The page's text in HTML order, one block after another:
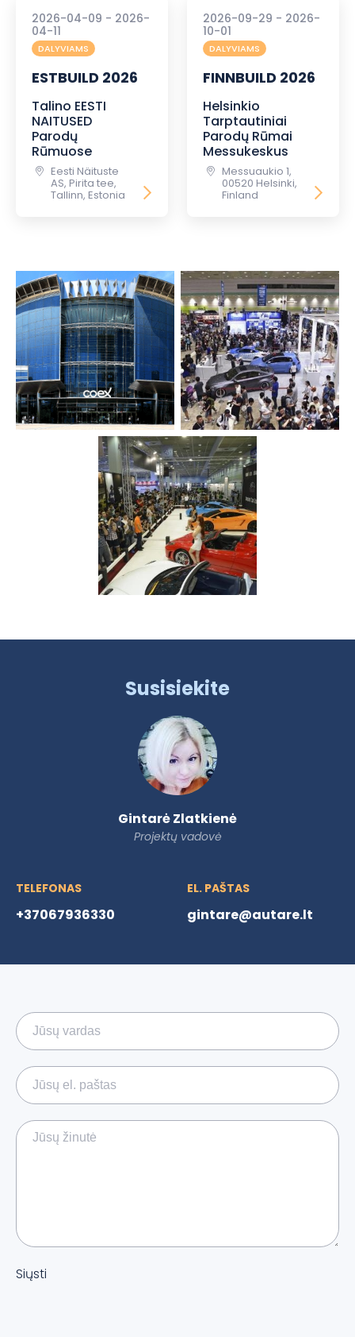
2026-04-09 - 2026-
04-11
DALYVIAMS
ESTBUILD 2026
Talino EESTI
NAITUSED
Parodų
Rūmuose
Eesti Näituste
AS, Pirita tee,
Tallinn, Estonia
2026-09-29 - 2026-
10-01
DALYVIAMS
FINNBUILD 2026
Helsinkio
Tarptautiniai
Parodų Rūmai
Messukeskus
Messuaukio 1,
00520 Helsinki,
Finland
Susisiekite
Gintarė Zlatkienė
Projektų vadovė
TELEFONAS
+37067936330
EL. PAŠTAS
gintare@autare.lt
Siųsti